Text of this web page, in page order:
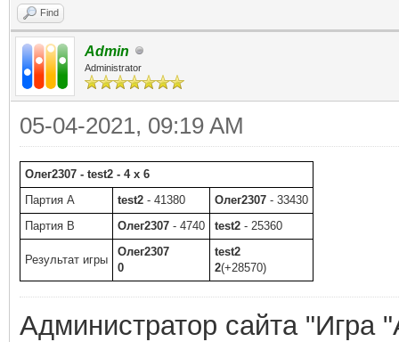
Find
Admin
Administrator
05-04-2021, 09:19 AM
Олег2307 - test2 - 4 x 6
Партия A
test2 - 41380 Олег2307 - 33430
Партия B
Олег2307 - 4740 test2 - 25360
Результат игры
Олег2307
0
test2
2(+28570)
Администратор сайта "Игра